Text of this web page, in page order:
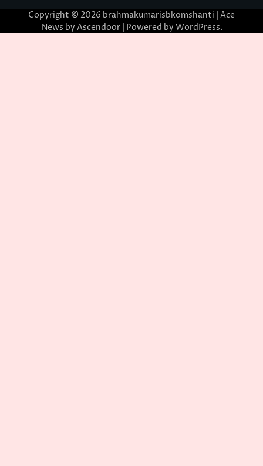
Copyright © 2026 brahmakumarisbkomshanti | Ace
News by Ascendoor| Powered by WordPress.